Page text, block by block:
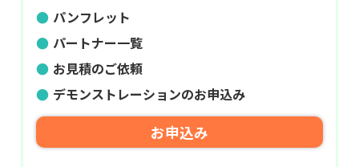
パンフレット
パートナー一覧
お見積のご依頼
デモンストレーションのお申込み
お申込み